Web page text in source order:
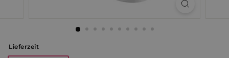
Lieferzeit